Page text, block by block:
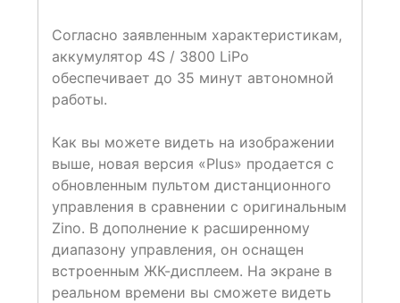
Согласно заявленным характеристикам,
аккумулятор 4S / 3800 LiPo
обеспечивает до 35 минут автономной
работы.
Как вы можете видеть на изображении
выше, новая версия «Plus» продается с
обновленным пультом дистанционного
управления в сравнении с оригинальным
Zino. В дополнение к расширенному
диапазону управления, он оснащен
встроенным ЖК-дисплеем. На экране в
реальном времени вы сможете видеть